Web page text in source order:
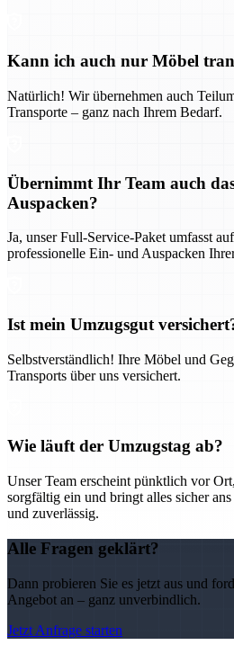
Kann ich auch nur Möbel
Natürlich! Wir übernehmen auch
Transporte – ganz nach Ihrem Bedarf.
Übernimmt Ihr Team auch
Auspacken?
Ja, unser Full-Service-Paket umfasst
professionelle Ein- und Auspacken
Ist mein Umzugsgut
Selbstverständlich! Ihre Möbel und
Transports über uns versichert.
Wie läuft der Umzugstag ab?
Unser Team erscheint pünktlich vor
sorgfältig ein und bringt alles sicher
und zuverlässig.
Alle Fragen geklärt?
Dann probieren Sie es jetzt aus und
Angebot an – ganz unverbindlich.
Jetzt Anfrage starten